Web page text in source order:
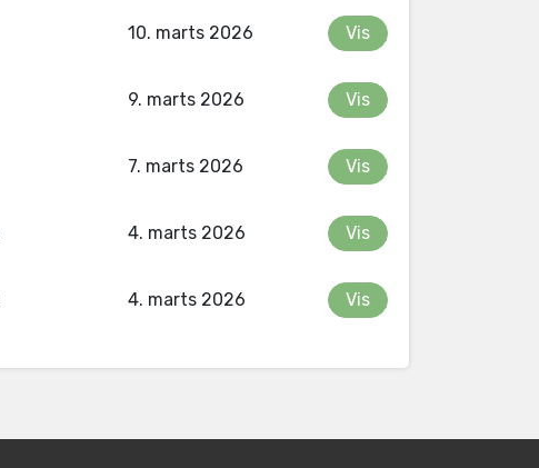
10. marts 2026 Vis
9. marts 2026 Vis
7. marts 2026 Vis
4. marts 2026 Vis
4. marts 2026 Vis